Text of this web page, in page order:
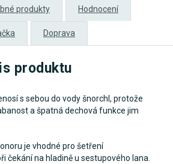
produkty Hodnocení
Doprava
produktu
s sebou do vody šnorchl, protože
a špatná dechová funkce jim
je vhodné pro šetření
čekání na hladině u sestupového lana.